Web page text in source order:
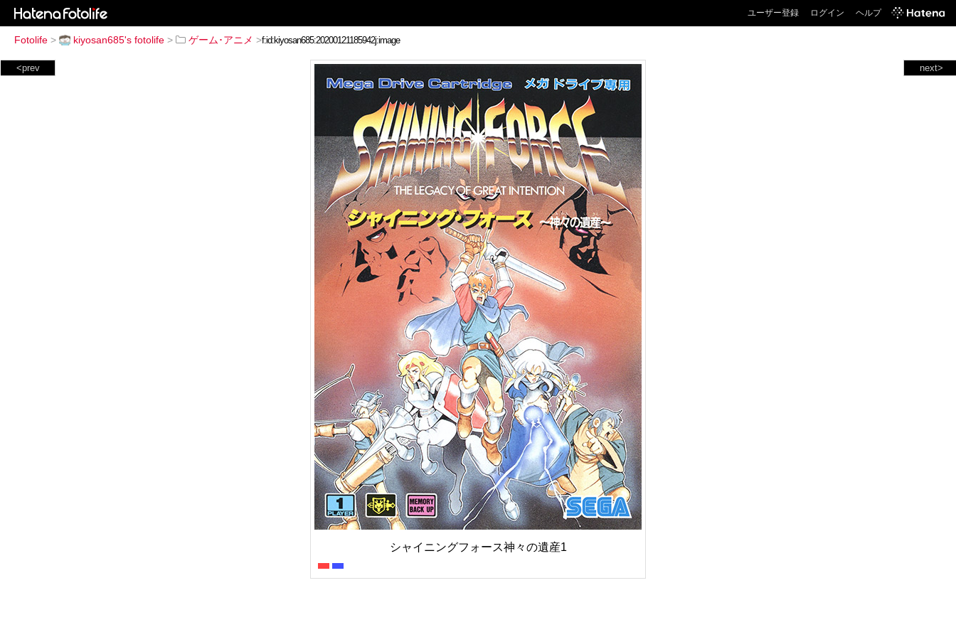
ユーザー登録 ログイン ヘルプ
Fotolife > kiyosan685's fotolife > ゲーム･アニメ >
next>
<prev
シャイニングフォース神々の遺産1